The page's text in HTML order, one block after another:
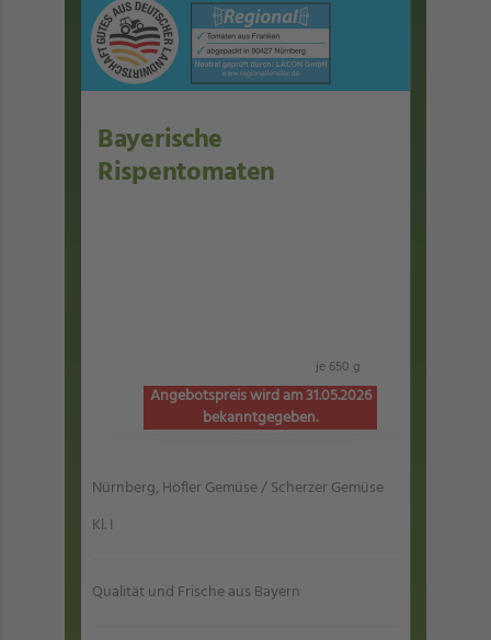
Bayerische
Rispentomaten
je 650 g
Angebotspreis wird am 31.05.2026
bekanntgegeben.
Nürnberg, Höfler Gemüse / Scherzer Gemüse
Kl. I
Qualität und Frische aus Bayern